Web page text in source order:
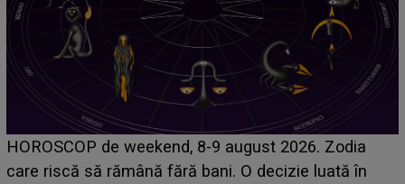
LINE-UP UNTOLD ONE, ziua 2. La ce oră urcă pe
scena principală a festivalului Zara Larsson? Artista